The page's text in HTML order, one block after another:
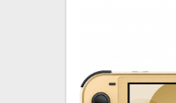
XZONE CLUB